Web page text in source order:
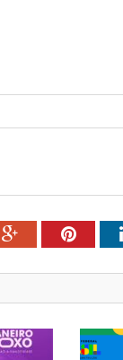
Google+